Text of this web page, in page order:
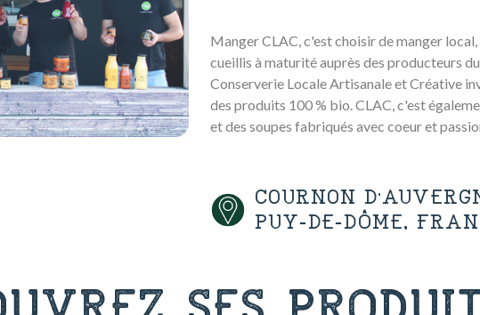
Manger CLAC, c'est choisir de manger
cueillis à maturité auprès des producteurs
Conserverie Locale Artisanale et Créative
des produits 100 % bio. CLAC, c'est
et des soupes fabriqués avec coeur et
COURNON
PUY-DE-DÔME,